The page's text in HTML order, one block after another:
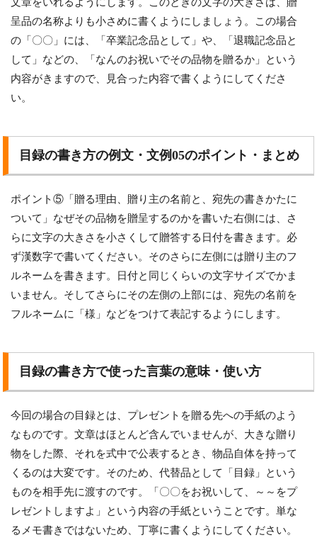
呈品の名称よりも小さめに書くようにしましょう。この場合
の「〇〇」には、「卒業記念品として」や、「退職記念品と
して」などの、「なんのお祝いでその品物を贈るか」という
内容がきますので、見合った内容で書くようにしてくださ
い。
目録の書き方の例文・文例05のポイント・まとめ
ポイント⑤「贈る理由、贈り主の名前と、宛先の書きかたに
ついて」なぜその品物を贈呈するのかを書いた右側には、さ
らに文字の大きさを小さくして贈答する日付を書きます。必
ず漢数字で書いてください。そのさらに左側には贈り主のフ
ルネームを書きます。日付と同じくらいの文字サイズでかま
いません。そしてさらにその左側の上部には、宛先の名前を
フルネームに「様」などをつけて表記するようにします。
目録の書き方で使った言葉の意味・使い方
今回の場合の目録とは、プレゼントを贈る先への手紙のよう
なものです。文章はほとんど含んでいませんが、大きな贈り
物をした際、それを式中で公表するとき、物品自体を持って
くるのは大変です。そのため、代替品として「目録」という
ものを相手先に渡すのです。「〇〇をお祝いして、～～をプ
レゼントしますよ」という内容の手紙ということです。単な
るメモ書きではないため、丁寧に書くようにしてください。